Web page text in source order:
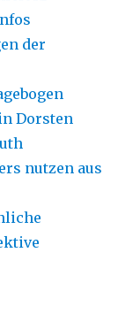
der
Dorsten
nutzen aus